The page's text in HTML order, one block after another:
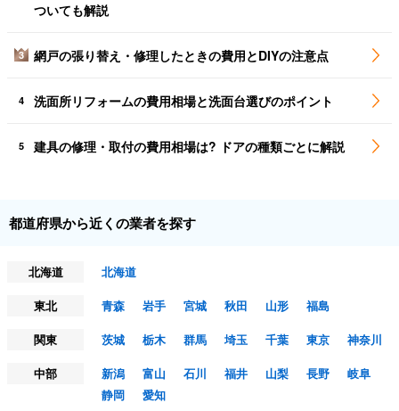
ついても解説
3 網戸の張り替え・修理したときの費用とDIYの注意点
4 洗面所リフォームの費用相場と洗面台選びのポイント
5 建具の修理・取付の費用相場は? ドアの種類ごとに解説
都道府県から近くの業者を探す
北海道
北海道
東北
青森 岩手 宮城 秋田 山形
福島
関東
茨城 栃木 群馬 埼玉 千葉 東京
神奈川
中部
新潟 富山 石川 福井 山梨 長野
岐阜
静岡
愛知